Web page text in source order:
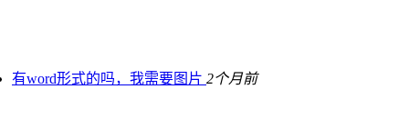
有word形式的吗，我需要图片 2个月前